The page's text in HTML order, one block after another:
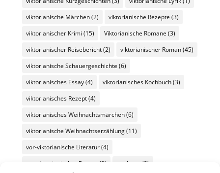
viktorianische Märchen(2) viktorianische Rezepte (3)
viktorianischer Krimi (15) Viktorianische Romane (3)
viktorianischer Reisebericht(2) viktorianischer Roman(45)
viktorianische Schauergeschichte (6)
viktorianisches Essay(4) viktorianisches Kochbuch(3)
viktorianisches Rezept(4)
viktorianisches Weihnachtsmärchen(6)
viktorianische Weihnachtserzählung(11)
vor-viktorianische Literatur(4)
vor-viktorianischer Roman
(2) werbung (2)